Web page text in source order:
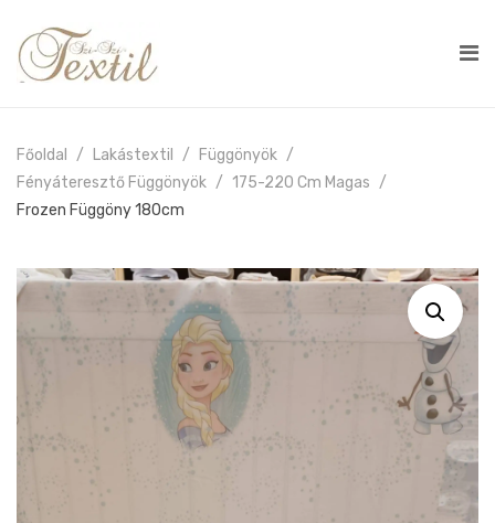
Főoldal Lakástextil
Függönyök
Fényáteresztő Függönyök
175-220 Cm Magas
Frozen Függöny 180cm